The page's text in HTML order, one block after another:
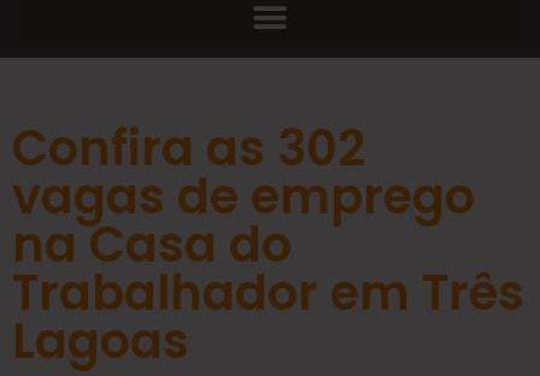
Confira as 302
vagas de emprego
na Casa do
Trabalhador em Três
Lagoas